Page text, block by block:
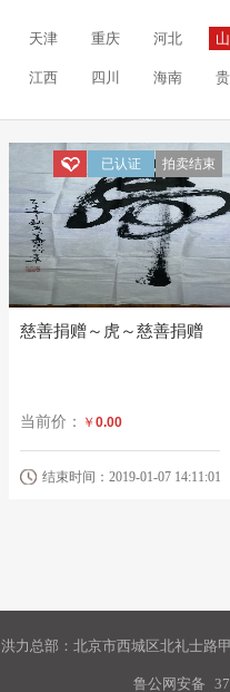
天津 重庆 河北
江西 四川 海南
拍卖结束
已认证
慈善捐赠～虎～慈善捐赠
当前价： ￥ 0.00
结束时间：2019-01-07 14:11:01
洪力总部：北京市西城区北礼士路
鲁公网安备